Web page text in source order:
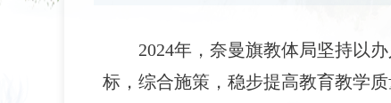
2024年，奈曼旗教体局坚持以
标，综合施策，稳步提高教育教学质